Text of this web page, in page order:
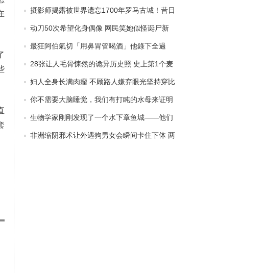
拥有2个阴道生活超困扰...
摄影师揭露被世界遗忘1700年罗马古城！昔日
帝王贵族最爱胜地一夜之间...撼动全球！
动刀50次希望化身偶像 网民笑她似怪诞尸新
最狂阿伯氣切「用鼻胃管喝酒」他錄下全過
程，網友：「太扯了」！
28张让人毛骨悚然的诡异历史照 史上第1个麦
当劳叔叔长得也太恐怖了
妇人全身长满肉瘤 不顾路人嫌弃眼光坚持穿比
基尼去海边...她：为了给孩子榜样！
你不需要大脑睡觉，我们有打盹的水母来证明
它
生物学家刚刚发现了一个水下章鱼城——他们
称之为Octlantis
非洲缩阴邪术让外遇狗男女会瞬间卡住下体 两